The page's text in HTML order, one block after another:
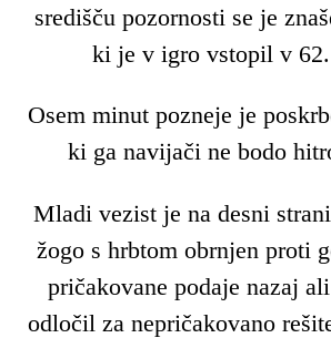
središču pozornosti se je
ki je v igro vstopil v
Osem minut pozneje je
ki ga navijači ne bodo
Mladi vezist je na desni
žogo s hrbtom obrnjen proti
pričakovane podaje nazaj
odločil za nepričakovano